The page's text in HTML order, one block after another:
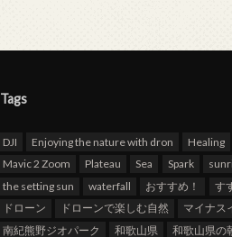
Tags
DJI Enjoying the nature with dron Healing
Mavic 2 Zoom
Plateau Sea Spark
the setting sun
waterfall おすすめ！ す
ドローン
ドローンで楽しむ自然 マイナス
南紀熊野ジオパーク
和歌山県 和歌山県の